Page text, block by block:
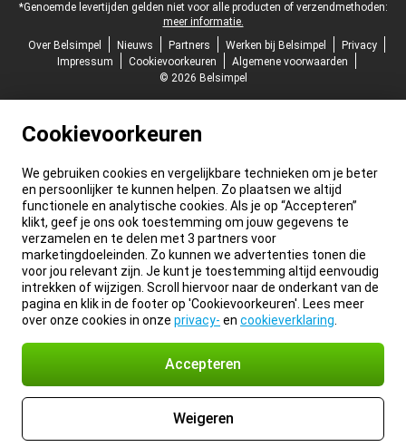
*Genoemde levertijden gelden niet voor alle producten of verzendmethoden:
meer informatie.
Over Belsimpel
Nieuws Partners Werken bij Belsimpel
Privacy
Impressum
Cookievoorkeuren
Algemene voorwaarden
© 2026 Belsimpel
Cookievoorkeuren
We gebruiken cookies en vergelijkbare technieken om je beter
en persoonlijker te kunnen helpen. Zo plaatsen we altijd
functionele en analytische cookies. Als je op “Accepteren”
klikt, geef je ons ook toestemming om jouw gegevens te
verzamelen en te delen met 3 partners voor
marketingdoeleinden. Zo kunnen we advertenties tonen die
voor jou relevant zijn. Je kunt je toestemming altijd eenvoudig
intrekken of wijzigen. Scroll hiervoor naar de onderkant van de
pagina en klik in de footer op 'Cookievoorkeuren'. Lees meer
over onze cookies in onze privacy- en cookieverklaring
Accepteren
Weigeren